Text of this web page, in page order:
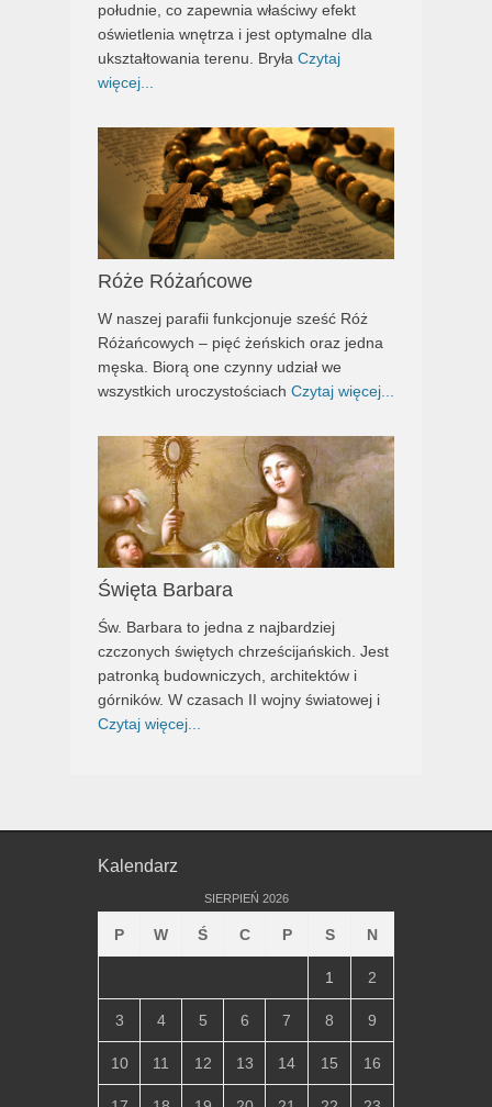
południe, co zapewnia właściwy efekt
oświetlenia wnętrza i jest optymalne dla
ukształtowania terenu. Bryła Czytaj
więcej...
Róże Różańcowe
W naszej parafii funkcjonuje sześć Róż
Różańcowych – pięć żeńskich oraz jedna
męska. Biorą one czynny udział we
wszystkich uroczystościach Czytaj więcej...
Święta Barbara
Św. Barbara to jedna z najbardziej
czczonych świętych chrześcijańskich. Jest
patronką budowniczych, architektów i
górników. W czasach II wojny światowej i
Czytaj więcej...
Kalendarz
SIERPIEŃ 2026
P W Ś C P S N
1 2
3 4 5 6 7 8 9
10 11 12 13 14 15 16